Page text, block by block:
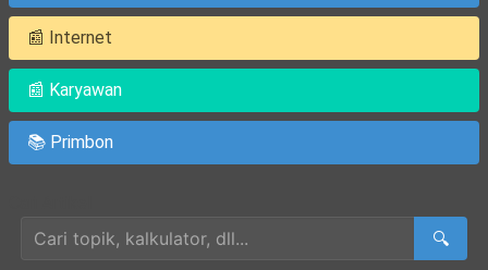
📰 Internet
📰 Karyawan
📚 Primbon
🔍